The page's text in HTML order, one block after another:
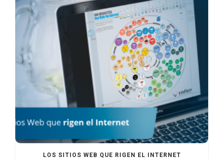
LOS SITIOS WEB QUE RIGEN EL INTERNET